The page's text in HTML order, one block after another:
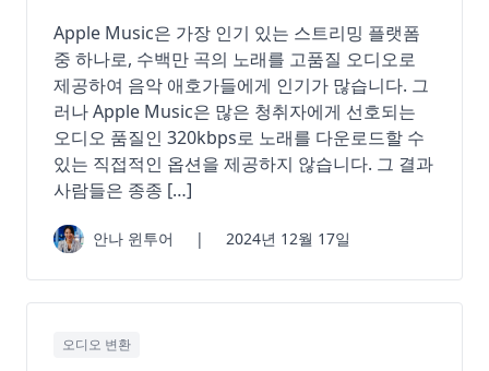
Apple Music은 가장 인기 있는 스트리밍 플랫폼
중 하나로, 수백만 곡의 노래를 고품질 오디오로
제공하여 음악 애호가들에게 인기가 많습니다. 그
러나 Apple Music은 많은 청취자에게 선호되는
오디오 품질인 320kbps로 노래를 다운로드할 수
있는 직접적인 옵션을 제공하지 않습니다. 그 결과
사람들은 종종 […]
안나 윈투어 | 2024년 12월 17일
오디오 변환